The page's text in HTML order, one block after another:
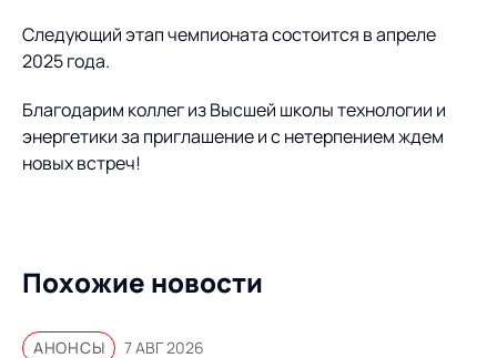
Следующий этап чемпионата состоится в апреле
2025 года.
Благодарим коллег из Высшей школы технологии и
энергетики за приглашение и с нетерпением ждем
новых встреч!
Похожие новости
АНОНСЫ 7 АВГ 2026